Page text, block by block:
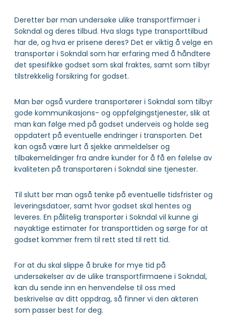
Deretter bør man undersøke ulike transportfirmaer i
Sokndal og deres tilbud. Hva slags type transporttilbud
har de, og hva er prisene deres? Det er viktig å velge en
transportør i Sokndal som har erfaring med å håndtere
det spesifikke godset som skal fraktes, samt som tilbyr
tilstrekkelig forsikring for godset.
Man bør også vurdere transportører i Sokndal som tilbyr
gode kommunikasjons- og oppfølgingstjenester, slik at
man kan følge med på godset underveis og holde seg
oppdatert på eventuelle endringer i transporten. Det
kan også være lurt å sjekke anmeldelser og
tilbakemeldinger fra andre kunder for å få en følelse av
kvaliteten på transportøren i Sokndal sine tjenester.
Til slutt bør man også tenke på eventuelle tidsfrister og
leveringsdatoer, samt hvor godset skal hentes og
leveres. En pålitelig transportør i Sokndal vil kunne gi
nøyaktige estimater for transporttiden og sørge for at
godset kommer frem til rett sted til rett tid.
For at du skal slippe å bruke for mye tid på
undersøkelser av de ulike transportfirmaene i Sokndal,
kan du sende inn en henvendelse til oss med
beskrivelse av ditt oppdrag, så finner vi den aktøren
som passer best for deg.